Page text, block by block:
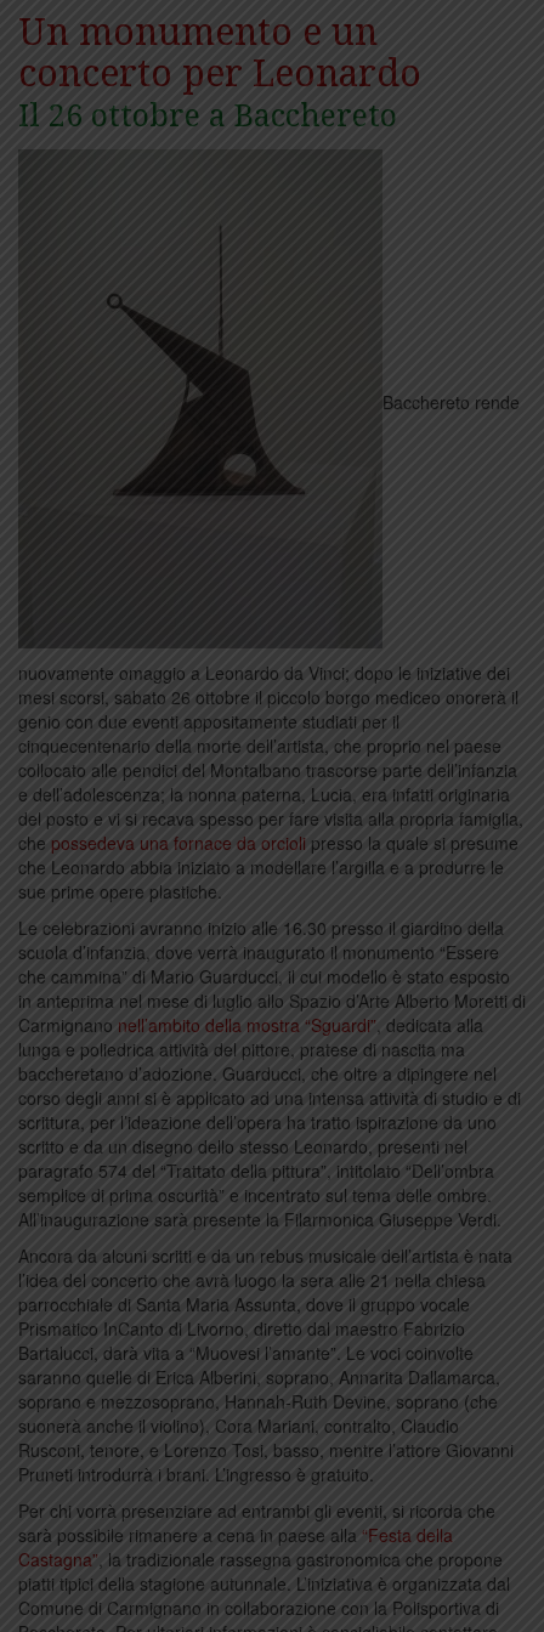
Un monumento e un
concerto per Leonardo
Il 26 ottobre a Bacchereto
Bacchereto rende
nuovamente omaggio a Leonardo da Vinci; dopo le iniziative dei
mesi scorsi, sabato 26 ottobre il piccolo borgo mediceo onorerà il
genio con due eventi appositamente studiati per il
cinquecentenario della morte dell’artista, che proprio nel paese
collocato alle pendici del Montalbano trascorse parte dell’infanzia
e dell’adolescenza; la nonna paterna, Lucia, era infatti originaria
del posto e vi si recava spesso per fare visita alla propria famiglia,
che possedeva una fornace da orcioli presso la quale si presume
che Leonardo abbia iniziato a modellare l’argilla e a produrre le
sue prime opere plastiche.
Le celebrazioni avranno inizio alle 16.30 presso il giardino della
scuola d’infanzia, dove verrà inaugurato il monumento “Essere
che cammina” di Mario Guarducci, il cui modello è stato esposto
in anteprima nel mese di luglio allo Spazio d’Arte Alberto Moretti di
Carmignano nell’ambito della mostra “Sguardi”, dedicata alla
lunga e poliedrica attività del pittore, pratese di nascita ma
baccheretano d’adozione. Guarducci, che oltre a dipingere nel
corso degli anni si è applicato ad una intensa attività di studio e di
scrittura, per l’ideazione dell’opera ha tratto ispirazione da uno
scritto e da un disegno dello stesso Leonardo, presenti nel
paragrafo 574 del “Trattato della pittura”, intitolato “Dell’ombra
semplice di prima oscurità” e incentrato sul tema delle ombre.
All’inaugurazione sarà presente la Filarmonica Giuseppe Verdi.
Ancora da alcuni scritti e da un rebus musicale dell’artista è nata
l’idea del concerto che avrà luogo la sera alle 21 nella chiesa
parrocchiale di Santa Maria Assunta, dove il gruppo vocale
Prismatico InCanto di Livorno, diretto dal maestro Fabrizio
Bartalucci, darà vita a “Muovesi l’amante”. Le voci coinvolte
saranno quelle di Erica Alberini, soprano, Annarita Dallamarca,
soprano e mezzosoprano, Hannah-Ruth Devine, soprano (che
suonerà anche il violino), Cora Mariani, contralto, Claudio
Rusconi, tenore, e Lorenzo Tosi, basso, mentre l’attore Giovanni
Pruneti introdurrà i brani. L’ingresso è gratuito.
Per chi vorrà presenziare ad entrambi gli eventi, si ricorda che
sarà possibile rimanere a cena in paese alla “Festa della
Castagna”, la tradizionale rassegna gastronomica che propone
piatti tipici della stagione autunnale. L’iniziativa è organizzata dal
Comune di Carmignano in collaborazione con la Polisportiva di